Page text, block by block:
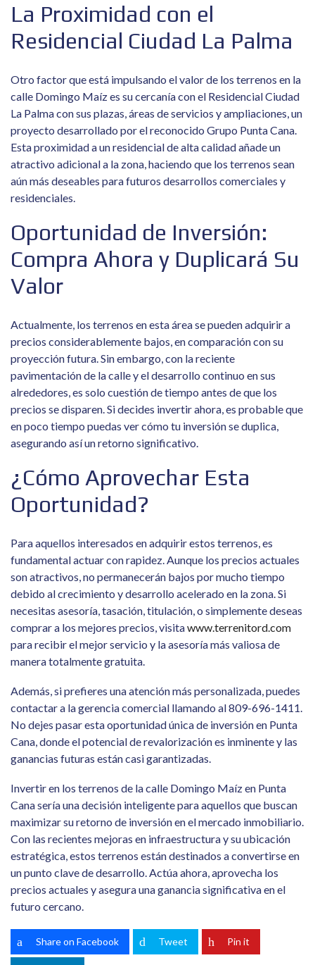
La Proximidad con el
Residencial Ciudad La Palma
Otro factor que está impulsando el valor de los terrenos en la
calle Domingo Maíz es su cercanía con el Residencial Ciudad
La Palma con sus plazas, áreas de servicios y ampliaciones, un
proyecto desarrollado por el reconocido Grupo Punta Cana.
Esta proximidad a un residencial de alta calidad añade un
atractivo adicional a la zona, haciendo que los terrenos sean
aún más deseables para futuros desarrollos comerciales y
residenciales.
Oportunidad de Inversión:
Compra Ahora y Duplicará Su
Valor
Actualmente, los terrenos en esta área se pueden adquirir a
precios considerablemente bajos, en comparación con su
proyección futura. Sin embargo, con la reciente
pavimentación de la calle y el desarrollo continuo en sus
alrededores, es solo cuestión de tiempo antes de que los
precios se disparen. Si decides invertir ahora, es probable que
en poco tiempo puedas ver cómo tu inversión se duplica,
asegurando así un retorno significativo.
¿Cómo Aprovechar Esta
Oportunidad?
Para aquellos interesados en adquirir estos terrenos, es
fundamental actuar con rapidez. Aunque los precios actuales
son atractivos, no permanecerán bajos por mucho tiempo
debido al crecimiento y desarrollo acelerado en la zona. Si
necesitas asesoría, tasación, titulación, o simplemente deseas
comprar a los mejores precios, visitawww.terrenitord.com
para recibir el mejor servicio y la asesoría más valiosa de
manera totalmente gratuita.
Además, si prefieres una atención más personalizada, puedes
contactar a la gerencia comercial llamando al 809-696-1411.
No dejes pasar esta oportunidad única de inversión en Punta
Cana, donde el potencial de revalorización es inminente y las
ganancias futuras están casi garantizadas.
Invertir en los terrenos de la calle Domingo Maíz en Punta
Cana sería una decisión inteligente para aquellos que buscan
maximizar su retorno de inversión en el mercado inmobiliario.
Con las recientes mejoras en infraestructura y su ubicación
estratégica, estos terrenos están destinados a convertirse en
un punto clave de desarrollo. Actúa ahora, aprovecha los
precios actuales y asegura una ganancia significativa en el
futuro cercano.
Share on Facebook Tweet Pin it